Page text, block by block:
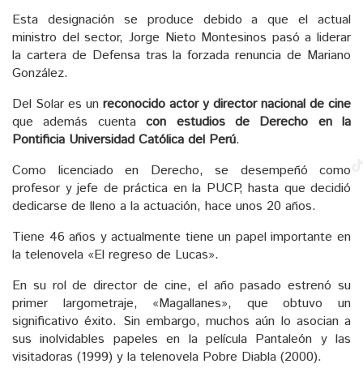
Esta designación se produce debido a que el actual
ministro del sector, Jorge Nieto Montesinos pasó a liderar
la cartera de Defensa tras la forzada renuncia de Mariano
González.
Del Solar es un reconocido actor y director nacional de cine
que además cuentacon estudios de Derecho en la
Pontificia Universidad Católica del Perú.
Como licenciado en Derecho, se desempeñó como
profesor y jefe de práctica en la PUCP, hasta que decidió
dedicarse de lleno a la actuación, hace unos 20 años.
Tiene 46 años y actualmente tiene un papel importante en
la telenovela «El regreso de Lucas».
En su rol de director de cine, el año pasado estrenó su
primer largometraje, «Magallanes», que obtuvo un
significativo éxito. Sin embargo, muchos aún lo asocian a
sus inolvidables papeles en la película Pantaleón y las
visitadoras (1999) y la telenovela Pobre Diabla (2000).